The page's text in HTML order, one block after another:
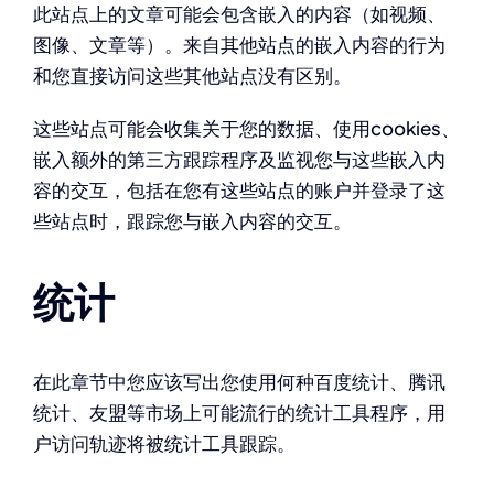
此站点上的文章可能会包含嵌入的内容（如视频、
图像、文章等）。来自其他站点的嵌入内容的行为
和您直接访问这些其他站点没有区别。
这些站点可能会收集关于您的数据、使用cookies、
嵌入额外的第三方跟踪程序及监视您与这些嵌入内
容的交互，包括在您有这些站点的账户并登录了这
些站点时，跟踪您与嵌入内容的交互。
统计
在此章节中您应该写出您使用何种百度统计、腾讯
统计、友盟等市场上可能流行的统计工具程序，用
户访问轨迹将被统计工具跟踪。